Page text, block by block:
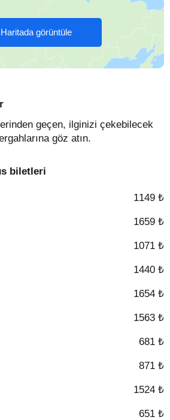
Haritada görüntüle
geçen, ilginizi çekebilecek
göz atın.
biletleri
1149 ₺
1659 ₺
1071 ₺
1440 ₺
1654 ₺
1563 ₺
681 ₺
871 ₺
1524 ₺
651 ₺